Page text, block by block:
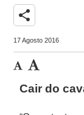
share
17 Agosto 2016
Cair do